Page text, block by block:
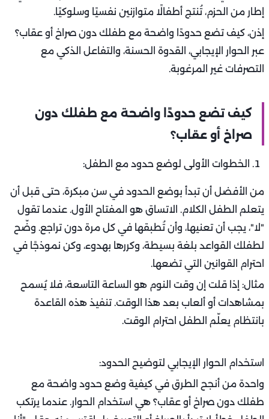
إطار من الحزم، تُنتج أطفالًا متوازنين نفسيًا وسلوكيًا.
إذن، كيف تضع حدودًا واضحة مع طفلك دون صراخ أو عقاب؟
عبر الحوار الإيجابي، القدوة الحسنة، والتفاعل الذكي مع
التصرفات غير المرغوبة.
كيف تضع حدودًا واضحة مع طفلك دون
صراخ أو عقاب؟
الخطوات الأولى لوضع حدود مع الطفل:
من الأفضل أن تبدأ بوضع الحدود في سن مبكرة، حتى قبل أن
يتعلم الطفل الكلام. الاتساق هو المفتاح الأول. عندما تقول
"لا"، يجب أن تعنيها، وأن تُطبقها في كل مرة دون تراجع. وضّح
لطفلك القواعد بلغة بسيطة، وكررها بهدوء، وكن نموذجًا في
احترام القوانين التي تضعها.
مثال: إذا قلت إن وقت النوم هو الساعة التاسعة، فلا يُسمح
بمشاهدات أو ألعاب بعد هذا الوقت. تنفيذ هذه القاعدة
بانتظام يعلّم الطفل احترام الوقت.
استخدام الحوار الإيجابي لتوضيح الحدود:
واحدة من أنجح الطرق في كيفية وضع حدود واضحة مع
طفلك دون صراخ أو عقاب؟ هي استخدام الحوار. عندما يرتكب